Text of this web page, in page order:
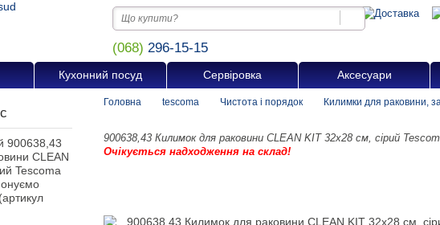
(068) 296-15-15
Кухонний посуд Сервіровка Аксесуари
900638,43
CLEAN
Tescoma
Головна tescoma Чистота і порядок Килимки для раковини,
900638,43 Килимок для раковини CLEAN KIT 32x28 см, сірий
Очікується надходження на склад!